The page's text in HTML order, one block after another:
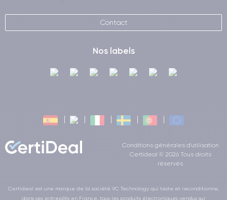
Contact
Nos labels
Conditions générales d'utilisation
Certideal © 2026 Tous droits
réservés
Certideal est une marque de la société VC Technology qui teste et reconditionne,
dans ses entrepôts en France, tous les produits électroniques vendus sur